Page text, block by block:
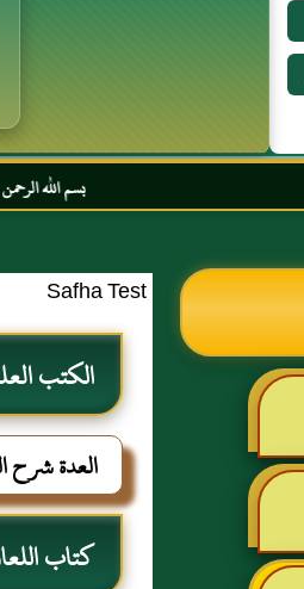
بسم الله الرحمن الرحيم
Safha Test
الكتب
العدة شرح
كتاب